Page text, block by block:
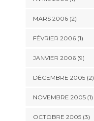
MARS 2006 (2)
FÉVRIER 2006 (1)
JANVIER 2006 (9)
DÉCEMBRE 2005 (2)
NOVEMBRE 2005 (1)
OCTOBRE 2005 (3)